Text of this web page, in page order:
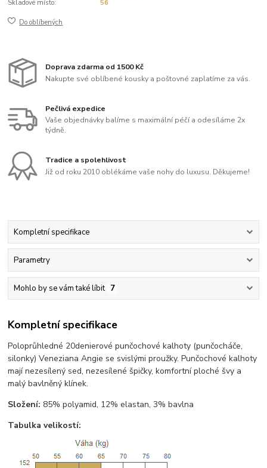
Skladové místo:
56
Do oblíbených
Doprava zdarma od 1500 Kč
Nakupte své oblíbené kousky a poštovné zaplatíme za vás.
Pečlivá expedice
Vaše objednávky balíme s maximální péčí a odesíláme 2x
týdně.
Tradice a spolehlivost
Již od roku 2010 oblékáme vaše nohy do luxusu. Děkujeme!
Kompletní specifikace
Parametry
Mohlo by se vám také líbit 7
Kompletní specifikace
Poloprůhledné 20denierové punčochové kalhoty (punčocháče,
silonky) Veneziana Angie se svislými proužky. Punčochové kalhoty
mají nezesílený sed, nezesílené špičky, komfortní ploché švy a
malý bavlněný klínek.
Složení: 85% polyamid, 12% elastan, 3% bavlna
Tabulka velikostí: